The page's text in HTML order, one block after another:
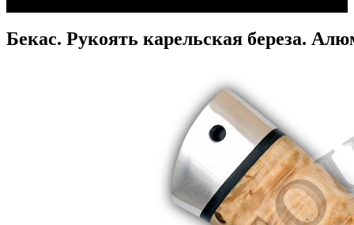
Бекас. Рукоять карельская береза.